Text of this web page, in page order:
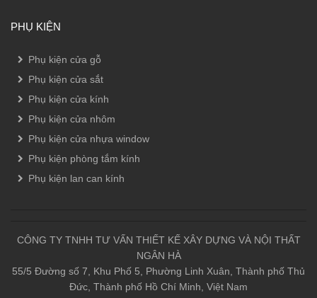
PHỤ KIỆN
Phụ kiện cửa gỗ
Phụ kiện cửa sắt
Phụ kiện cửa kính
Phụ kiện cửa nhôm
Phụ kiện cửa nhựa window
Phụ kiện phòng tắm kính
Phụ kiện lan can kính
CÔNG TY TNHH TƯ VẤN THIẾT KẾ XÂY DỰNG VÀ NỘI THẤT
NGÂN HÀ
55/5 Đường số 7, Khu Phố 5, Phường Linh Xuân, Thành phố Thủ
Đức, Thành phố Hồ Chí Minh, Việt Nam